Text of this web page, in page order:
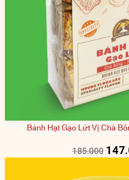
Bánh Hạt Gạo Lứt Vị Chà
185.000